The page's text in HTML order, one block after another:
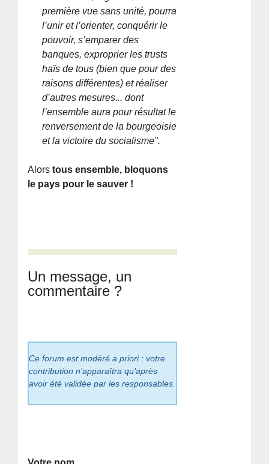
première vue sans unité, pourra
l’unir et l’orienter, conquérir le
pouvoir, s’emparer des
banques, exproprier les trusts
haïs de tous (bien que pour des
raisons différentes) et réaliser
d’autres mesures... dont
l’ensemble aura pour résultat le
renversement de la bourgeoisie
et la victoire du socialisme".
Alorstous ensemble, bloquons
le pays pour le sauver !
Un message, un
commentaire ?
Ce forum est modéré a priori : votre
contribution n’apparaîtra qu’après
avoir été validée par les responsables.